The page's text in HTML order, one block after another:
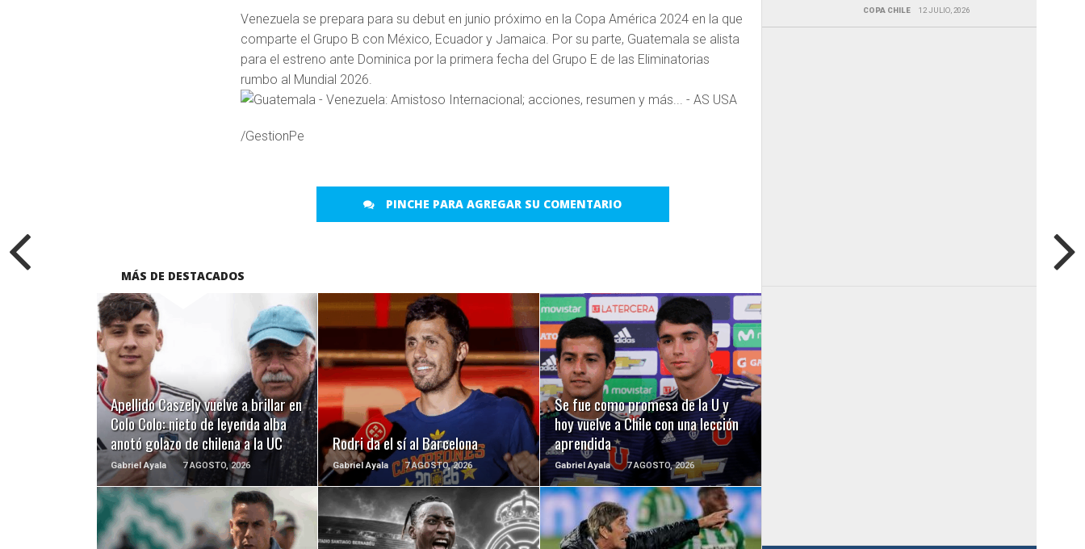
Venezuela se prepara para su debut en junio próximo en la Copa América 2024 en la que
comparte el Grupo B con México, Ecuador y Jamaica. Por su parte, Guatemala se alista
para el estreno ante Dominica por la primera fecha del Grupo E de las Eliminatorias
rumbo al Mundial 2026.
/GestionPe
PINCHE PARA AGREGAR SU COMENTARIO
MÁS DE DESTACADOS
Apellido Caszely vuelve a brillar en
Colo Colo: nieto de leyenda alba
anotó golazo de chilena a la UC
Gabriel Ayala 7 AGOSTO, 2026
LEER MÁS
Rodri da el sí al Barcelona
Gabriel Ayala 7 AGOSTO, 2026
LEER MÁS
Se fue como promesa de la U y
hoy vuelve a Chile con una lección
aprendida
Gabriel Ayala 7 AGOSTO, 2026
LEER MÁS
COPA CHILE 12 JULIO, 2026